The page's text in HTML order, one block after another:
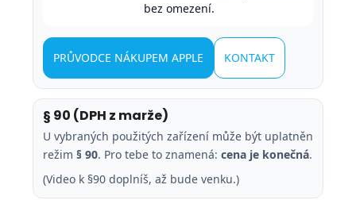
bez omezení.
PRŮVODCE NÁKUPEM APPLE KONTAKT
§ 90 (DPH z marže)
U vybraných použitých zařízení může být uplatněn
režim § 90. Pro tebe to znamená: cena je konečná.
(Video k §90 doplníš, až bude venku.)